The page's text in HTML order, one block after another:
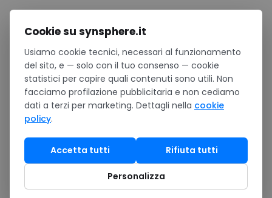
Salta al contenuto
Home / Formazione Catalogo corsi Microsoft
AZ-104 Microsoft Azure Administrator
LA CERTIFICAZIONE AZURE PIU RICHIESTA SUL
MERCATO ITALIANO PER SISTEMISTI CLOUD
AZ-104 Microsoft
Azure Administrator
Cookie su synsphere.it
Usiamo cookie tecnici, necessari al funzionamento
del sito, e — solo con il tuo consenso — cookie
statistici per capire quali contenuti sono utili. Non
facciamo profilazione pubblicitaria e non cediamo
dati a terzi per marketing. Dettagli nella cookie
policy.
Accetta tutti Rifiuta tutti
Personalizza